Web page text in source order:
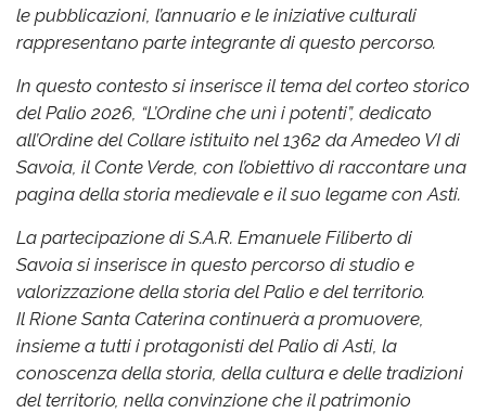
le pubblicazioni, l’annuario e le iniziative culturali
rappresentano parte integrante di questo percorso.
In questo contesto si inserisce il tema del corteo storico
del Palio 2026, “L’Ordine che unì i potenti”, dedicato
all’Ordine del Collare istituito nel 1362 da Amedeo VI di
Savoia, il Conte Verde, con l’obiettivo di raccontare una
pagina della storia medievale e il suo legame con Asti.
La partecipazione di S.A.R. Emanuele Filiberto di
Savoia si inserisce in questo percorso di studio e
valorizzazione della storia del Palio e del territorio.
Il Rione Santa Caterina continuerà a promuovere,
insieme a tutti i protagonisti del Palio di Asti, la
conoscenza della storia, della cultura e delle tradizioni
del territorio, nella convinzione che il patrimonio